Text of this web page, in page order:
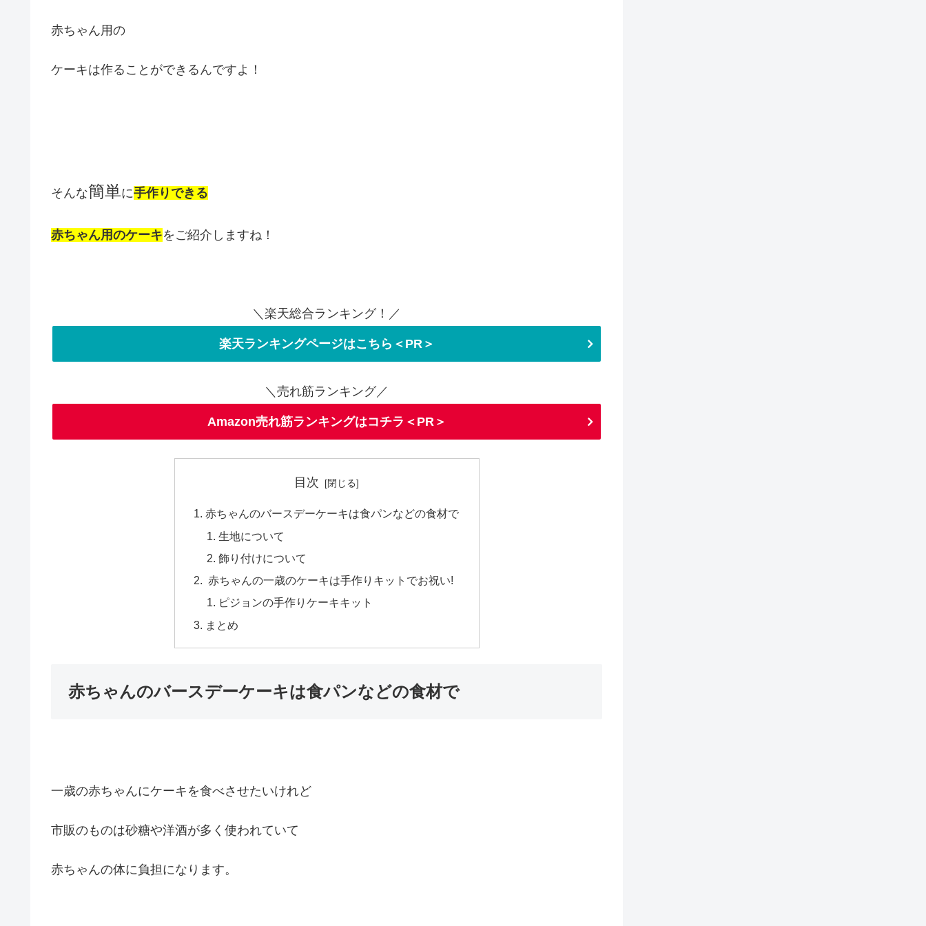
赤ちゃん用の
ケーキは作ることができるんですよ！
そんな簡単に手作りできる
赤ちゃん用のケーキをご紹介しますね！
＼楽天総合ランキング！／
楽天ランキングページはこちら＜PR＞
＼売れ筋ランキング／
Amazon売れ筋ランキングはコチラ＜PR＞
目次
赤ちゃんのバースデーケーキは食パンなどの食材で
生地について
飾り付けについて
赤ちゃんの一歳のケーキは手作りキットでお祝い!
ピジョンの手作りケーキキット
まとめ
赤ちゃんのバースデーケーキは食パンなどの食材で
一歳の赤ちゃんにケーキを食べさせたいけれど
市販のものは砂糖や洋酒が多く使われていて
赤ちゃんの体に負担になります。